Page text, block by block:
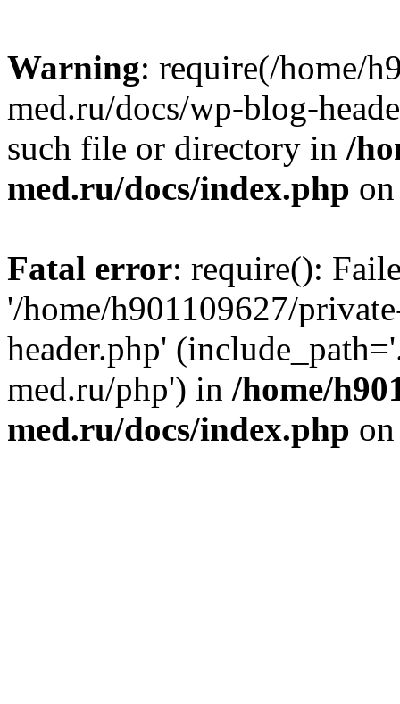
Warning: require(/home/
med.ru/docs/wp-blog-
such file or directory in /
med.ru/docs/index.php
Fatal error: require():
'/home/h901109627/
header.php'
med.ru/php') in /home/
med.ru/docs/index.php